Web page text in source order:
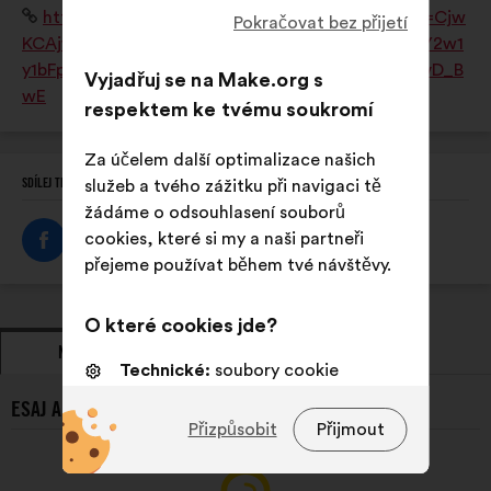
Master européen de Paysagiste-Concepteur. L'ESAJ
est une association loi 1901 du Groupe SOS.
Internetová
stránka:
https://www.esaj.asso.fr/?gad_source=1&gclid=Cjw
KCAjw0aS3BhA3EiwAKaD2ZaczLLz9quY8DwjmMY2w1
y1bFpfvoivv8uxVccxLXukgmr2Y3BXPBxoCaQQQAvD_B
wE
SDÍLEJ TENTO PROFIL
NÁVRHY
ESAJ A JEHO/JEJÍ NEJNOVĚJŠÍ NÁVRHY:
Pokračovat bez přijetí
Vyjadřuj se na Make.org s
respektem ke tvému soukromí
Za účelem další optimalizace našich
služeb a tvého zážitku při navigaci tě
žádáme o odsouhlasení souborů
cookies, které si my a naši partneři
přejeme používat během tvé návštěvy.
O které cookies jde?
Technické: soubory cookie
zlepšení tvého zážitku při
Přijmout
Přizpůsobit